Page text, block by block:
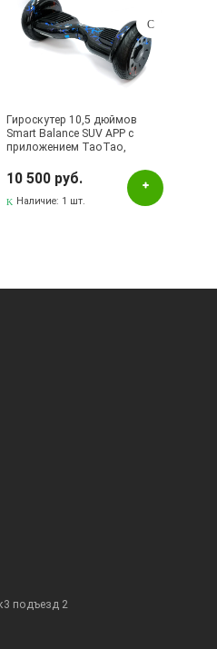
Гироскутер 10,5 дюймов
Smart Balance SUV APP с
приложением TaoTao,
10 500 руб.
Наличие: 1 шт.
подъезд 2